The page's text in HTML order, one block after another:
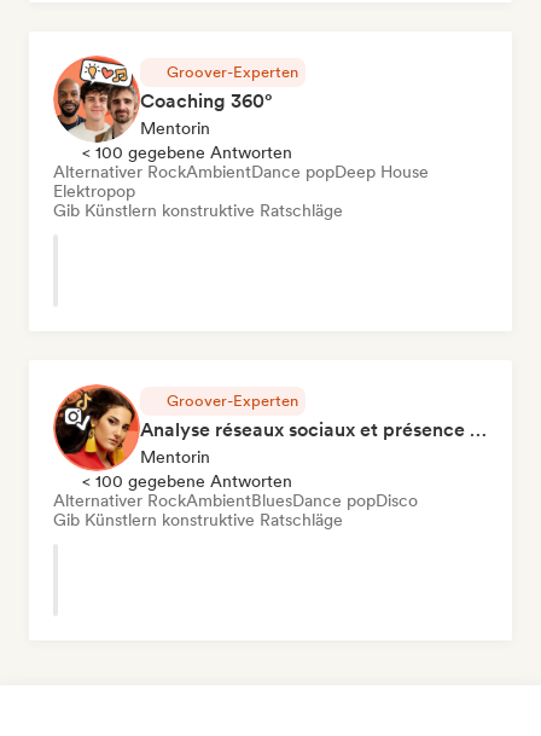
Groover-Experten
Coaching 360°
Mentorin
< 100 gegebene Antworten
Alternativer RockAmbientDance popDeep House
Elektropop
Gib Künstlern konstruktive Ratschläge
Groover-Experten
Analyse réseaux sociaux et présence en ligne
Mentorin
< 100 gegebene Antworten
Alternativer RockAmbientBluesDance popDisco
Gib Künstlern konstruktive Ratschläge